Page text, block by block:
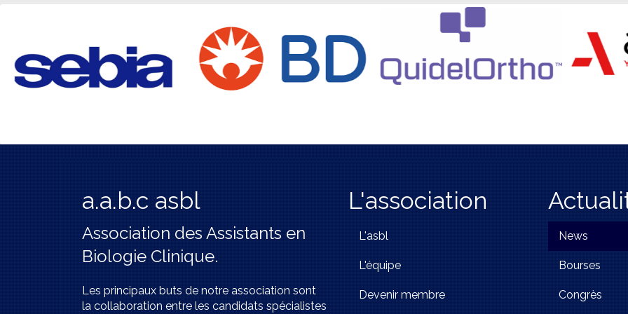
a.a.b.c asbl
Association des Assistants en
Biologie Clinique.
Les principaux buts de notre association sont
la collaboration entre les candidats spécialistes
L'association
L'asbl
L'équipe
Devenir membre
News
Bourses
Congrès